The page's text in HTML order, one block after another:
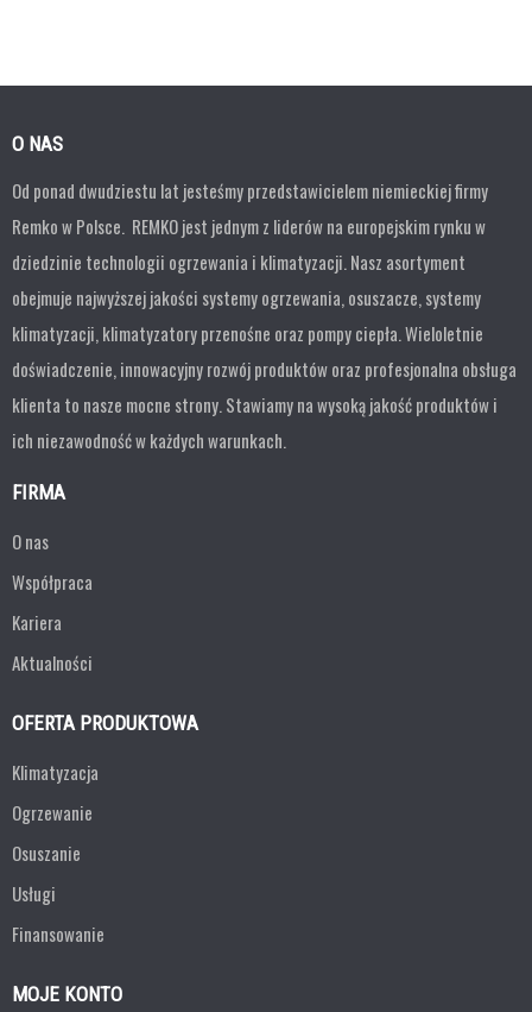
O NAS
Od ponad dwudziestu lat jesteśmy przedstawicielem niemieckiej firmy
Remko w Polsce. REMKO jest jednym z liderów na europejskim rynku w
dziedzinie technologii ogrzewania i klimatyzacji. Nasz asortyment
obejmuje najwyższej jakości systemy ogrzewania, osuszacze, systemy
klimatyzacji, klimatyzatory przenośne oraz pompy ciepła. Wieloletnie
doświadczenie, innowacyjny rozwój produktów oraz profesjonalna obsługa
klienta to nasze mocne strony. Stawiamy na wysoką jakość produktów i
ich niezawodność w każdych warunkach.
FIRMA
O nas
Współpraca
Kariera
Aktualności
OFERTA PRODUKTOWA
Klimatyzacja
Ogrzewanie
Osuszanie
Usługi
Finansowanie
MOJE KONTO